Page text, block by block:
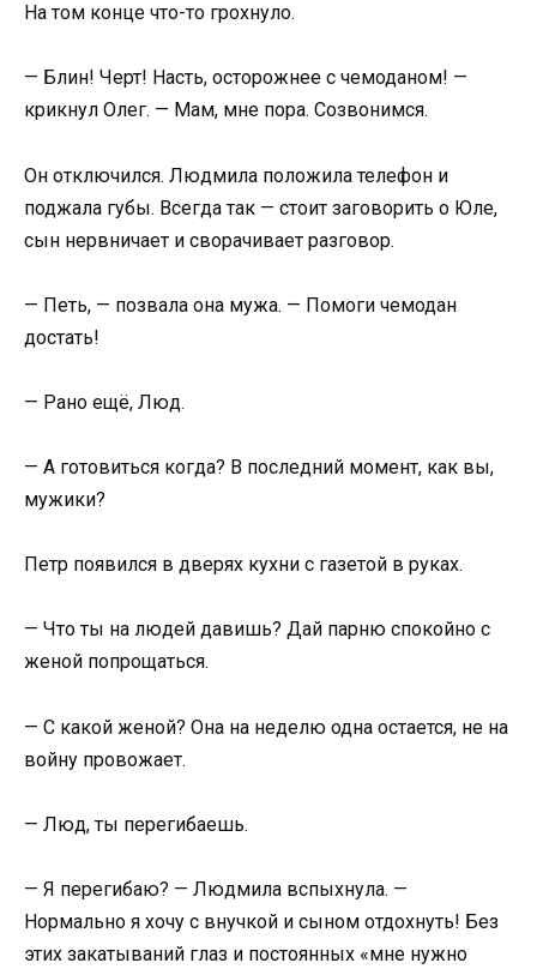
На том конце что-то грохнуло.
— Блин! Черт! Насть, осторожнее с чемоданом! —
крикнул Олег. — Мам, мне пора. Созвонимся.
Он отключился. Людмила положила телефон и
поджала губы. Всегда так — стоит заговорить о Юле,
сын нервничает и сворачивает разговор.
— Петь, — позвала она мужа. — Помоги чемодан
достать!
— Рано ещё, Люд.
— А готовиться когда? В последний момент, как вы,
мужики?
Петр появился в дверях кухни с газетой в руках.
— Что ты на людей давишь? Дай парню спокойно с
женой попрощаться.
— С какой женой? Она на неделю одна остается, не на
войну провожает.
— Люд, ты перегибаешь.
— Я перегибаю? — Людмила вспыхнула. —
Нормально я хочу с внучкой и сыном отдохнуть! Без
этих закатываний глаз и постоянных «мне нужно